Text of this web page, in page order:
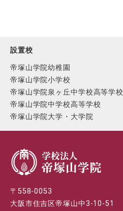
設置校
帝塚山学院幼稚園
帝塚山学院小学校
帝塚山学院泉ヶ丘中学校高等学校
帝塚山学院中学校高等学校
帝塚山学院大学・大学院
〒558-0053
大阪市住吉区帝塚山中3-10-51